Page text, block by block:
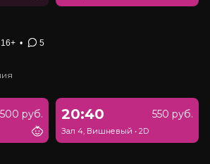
16+ • 5
500 руб. 20:40 550 руб.
Зал 4, Вишневый • 2D